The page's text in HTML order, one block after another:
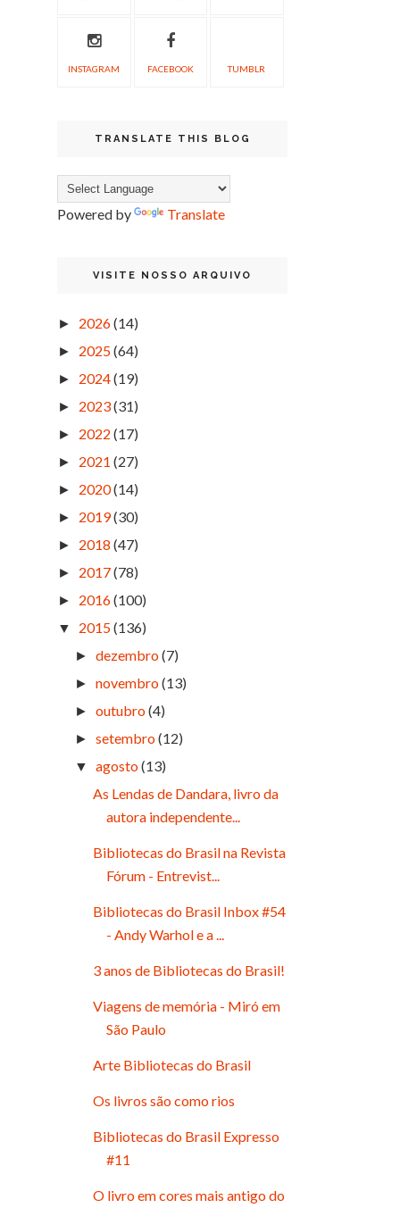
INSTAGRAM FACEBOOK TUMBLR
TRANSLATE THIS BLOG
Powered by Translate
VISITE NOSSO ARQUIVO
► 2026(14)
► 2025(64)
► 2024(19)
► 2023(31)
► 2022 (17)
► 2021 (27)
► 2020(14)
► 2019(30)
► 2018 (47)
► 2017(78)
► 2016(100)
▼ 2015(136)
►dezembro(7)
►novembro(13)
►outubro(4)
►setembro(12)
▼ agosto(13)
As Lendas de Dandara, livro da
autora independente...
Bibliotecas do Brasil na Revista
Fórum - Entrevist...
Bibliotecas do Brasil Inbox #54
- Andy Warhol e a ...
3 anos de Bibliotecas do Brasil!
Viagens de memória - Miró em
São Paulo
Arte Bibliotecas do Brasil
Os livros são como rios
Bibliotecas do Brasil Expresso
#11
O livro em cores mais antigo do